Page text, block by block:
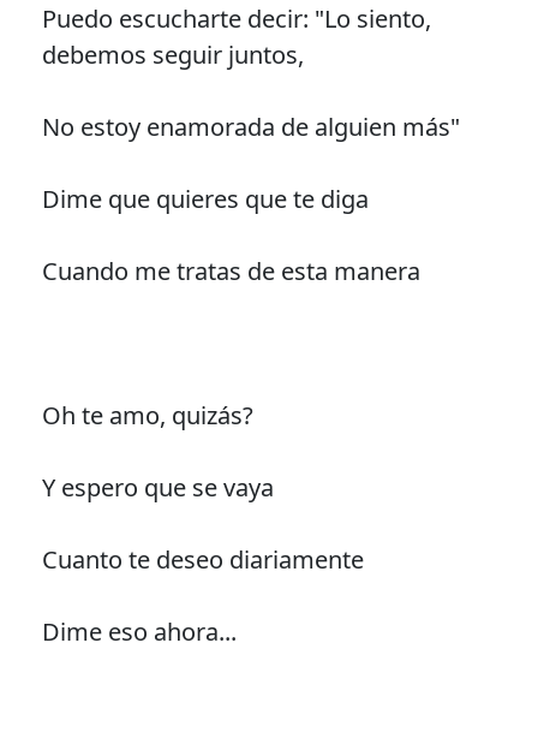
Puedo escucharte decir: "Lo siento,
debemos seguir juntos,
No estoy enamorada de alguien más"
Dime que quieres que te diga
Cuando me tratas de esta manera
Oh te amo, quizás?
Y espero que se vaya
Cuanto te deseo diariamente
Dime eso ahora...